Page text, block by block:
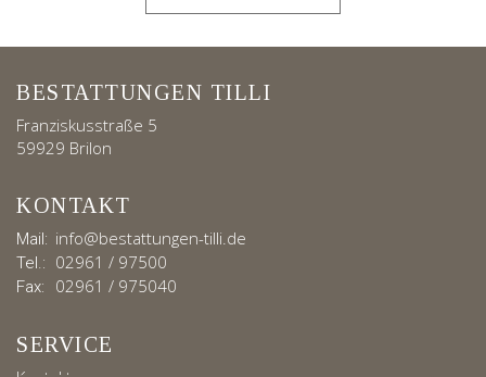
BESTATTUNGEN TILLI
Franziskusstraße 5
59929 Brilon
KONTAKT
Mail: info@bestattungen-tilli.de
Tel.: 02961 / 97500
Fax: 02961 / 975040
SERVICE